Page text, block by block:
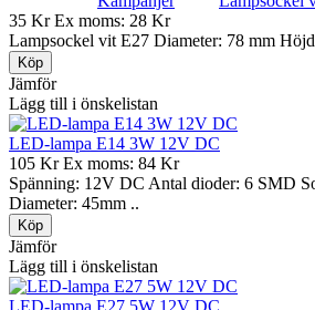
35 KrEx moms: 28 Kr
Lampsockel vit E27 Diameter: 78 mm
Jämför
Lägg till i önskelistan
LED-lampa E14 3W 12V DC
105 KrEx moms: 84 Kr
Spänning: 12V DC Antal dioder: 6 SMD
Diameter: 45mm ..
Jämför
Lägg till i önskelistan
LED-lampa E27 5W 12V DC